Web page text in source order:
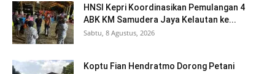
HNSI Kepri Koordinasikan Pemulangan 4
ABK KM Samudera Jaya Kelautan ke...
Sabtu, 8 Agustus, 2026
Koptu Fian Hendratmo Dorong Petani